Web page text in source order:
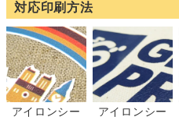
対応印刷方法
アイロンシー
アイロンシー